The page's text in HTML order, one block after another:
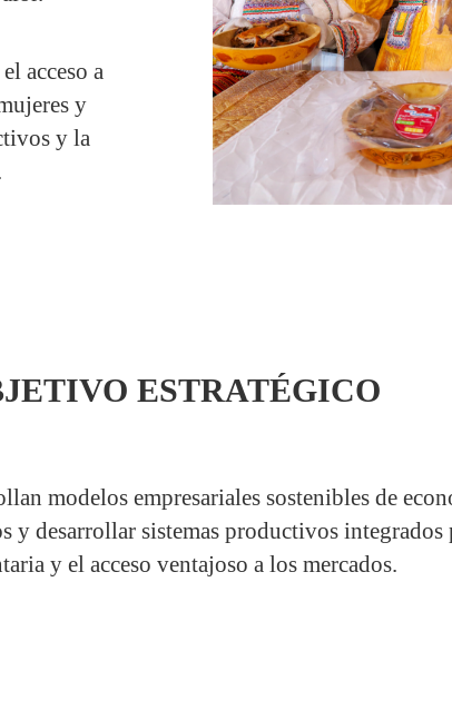
acceso a
y
y la
ESTRATÉGICO
modelos empresariales sostenibles de
desarrollar sistemas productivos integrados
y el acceso ventajoso a los mercados.